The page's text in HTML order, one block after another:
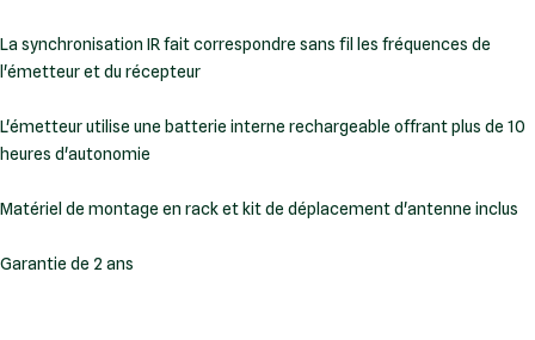
La synchronisation IR fait correspondre sans fil les fréquences de
l'émetteur et du récepteur
L'émetteur utilise une batterie interne rechargeable offrant plus de 10
heures d'autonomie
Matériel de montage en rack et kit de déplacement d'antenne inclus
Garantie de 2 ans